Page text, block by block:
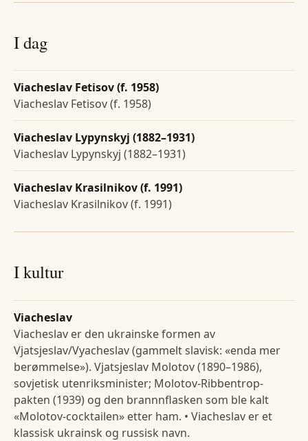
I dag
Viacheslav Fetisov (f. 1958)
Viacheslav Fetisov (f. 1958)
Viacheslav Lypynskyj (1882–1931)
Viacheslav Lypynskyj (1882–1931)
Viacheslav Krasilnikov (f. 1991)
Viacheslav Krasilnikov (f. 1991)
I kultur
Viacheslav
Viacheslav er den ukrainske formen av
Vjatsjeslav/Vyacheslav (gammelt slavisk: «enda mer
berømmelse»). Vjatsjeslav Molotov (1890–1986),
sovjetisk utenriksminister; Molotov-Ribbentrop-
pakten (1939) og den brannnflasken som ble kalt
«Molotov-cocktailen» etter ham. • Viacheslav er et
klassisk ukrainsk og russisk navn.